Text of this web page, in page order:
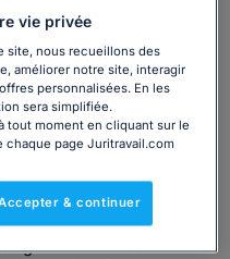
règles afin d’obtenir un
droit du travail, ce
et conforme: les
;
légal: référence aux
général annexé à la
vie privée
site, nous recueillons des
améliorer notre site, interagir
personnalisées. En les
sera simplifiée.
tout moment en cliquant sur le
chaque page Juritravail.com
& continuer